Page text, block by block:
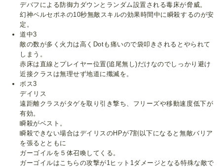
デバフによる防御力ダウンとランダム設置される毒床が脅威。
幻神ペルセポネの10秒無敵スキルの効果時間中に瞬殺するのが安
定。
道中3
敵の数が多く火力は高くDotも痛いので袋叩きされるとやられて
しまう。
赤床は直線とプレイヤー位置(追尾無し)だけなのでしっかり避け
近接クラスは無理せず地道に殲滅を。
ボス3
デイリス
遠距離クラスがタゲを取り引き撃ち、フリーズや移動速度低下が
有効。
瞬殺がベスト。
瞬殺できない場合はデイリスのHPが7割以下になると無敵バリア
を張るとともに
ガーゴイルを５体召喚してくる。
ガーゴイルはこちらの攻撃が1ヒット1ダメージとなる特殊な敵で